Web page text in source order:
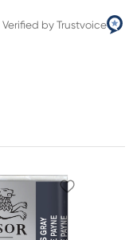
Verified by Trustvoice